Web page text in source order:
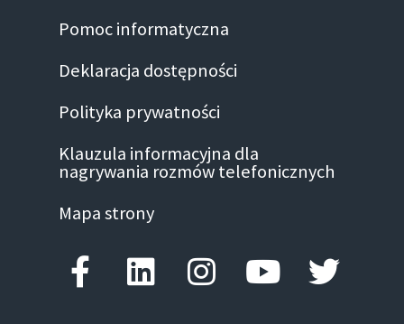
Pomoc informatyczna
Deklaracja dostępności
Polityka prywatności
Klauzula informacyjna dla
nagrywania rozmów telefonicznych
Mapa strony
Facebook-f
LinkedinInstagram
Youtube